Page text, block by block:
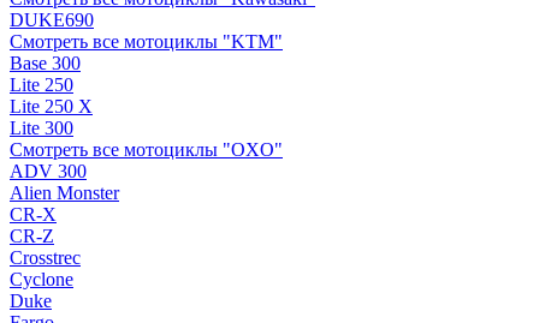
DUKE690
Смотреть все мотоциклы "KTM"
Base 300
Lite 250
Lite 250 X
Lite 300
Смотреть все мотоциклы "OXO"
ADV 300
Alien Monster
CR-X
CR-Z
Crosstrec
Cyclone
Duke